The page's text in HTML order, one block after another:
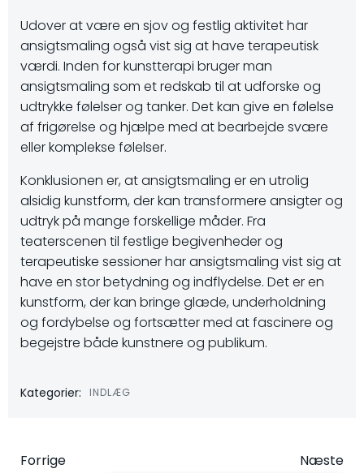
Udover at være en sjov og festlig aktivitet har
ansigtsmaling også vist sig at have terapeutisk
værdi. Inden for kunstterapi bruger man
ansigtsmaling som et redskab til at udforske og
udtrykke følelser og tanker. Det kan give en følelse
af frigørelse og hjælpe med at bearbejde svære
eller komplekse følelser.
Konklusionen er, at ansigtsmaling er en utrolig
alsidig kunstform, der kan transformere ansigter og
udtryk på mange forskellige måder. Fra
teaterscenen til festlige begivenheder og
terapeutiske sessioner har ansigtsmaling vist sig at
have en stor betydning og indflydelse. Det er en
kunstform, der kan bringe glæde, underholdning
og fordybelse og fortsætter med at fascinere og
begejstre både kunstnere og publikum.
Kategorier: INDLÆG
Forrige Næste